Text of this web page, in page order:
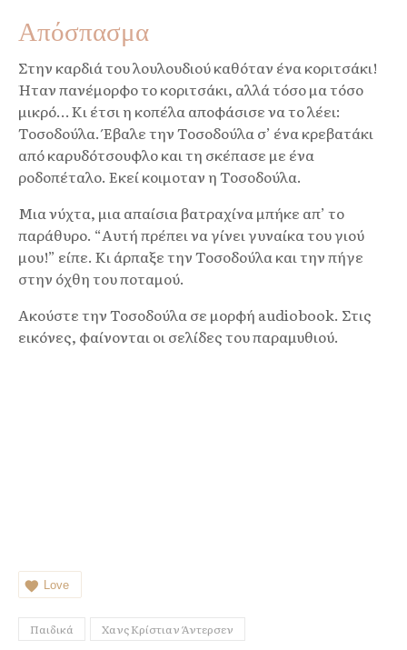
Απόσπασμα
Στην καρδιά του λουλουδιού καθόταν ένα κοριτσάκι!
Ήταν πανέμορφο το κοριτσάκι, αλλά τόσο μα τόσο
μικρό… Κι έτσι η κοπέλα αποφάσισε να το λέει:
Τοσοδούλα. Έβαλε την Τοσοδούλα σ’ ένα κρεβατάκι
από καρυδότσουφλο και τη σκέπασε με ένα
ροδοπέταλο. Εκεί κοιμοταν η Τοσοδούλα.
Μια νύχτα, μια απαίσια βατραχίνα μπήκε απ’ το
παράθυρο. “Αυτή πρέπει να γίνει γυναίκα του γιού
μου!” είπε. Κι άρπαξε την Τοσοδούλα και την πήγε
στην όχθη του ποταμού.
Ακούστε την Τοσοδούλα σε μορφή audiobook. Στις
εικόνες, φαίνονται οι σελίδες του παραμυθιού.
Love
Παιδικά Χανς Κρίστιαν Άντερσεν